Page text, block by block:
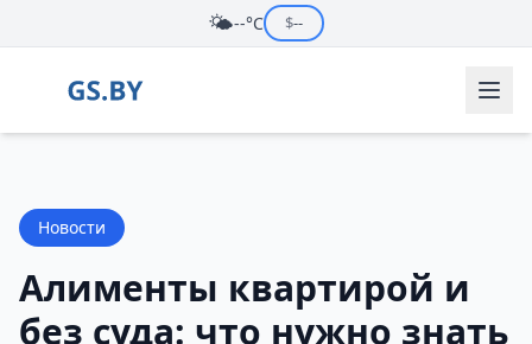
🌤️--°C $--
Новости
Алименты квартирой и
без суда: что нужно знать